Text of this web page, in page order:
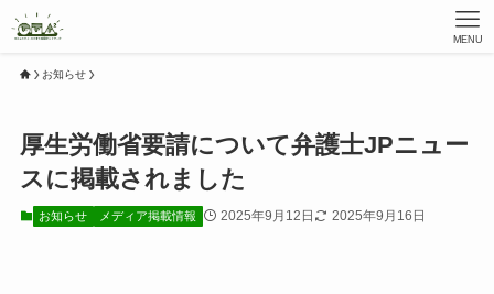
MENU
お知らせ
厚生労働省要請について弁護士JPニュー
スに掲載されました
お知らせ メディア掲載情報 2025年9月12日 2025年9月16日